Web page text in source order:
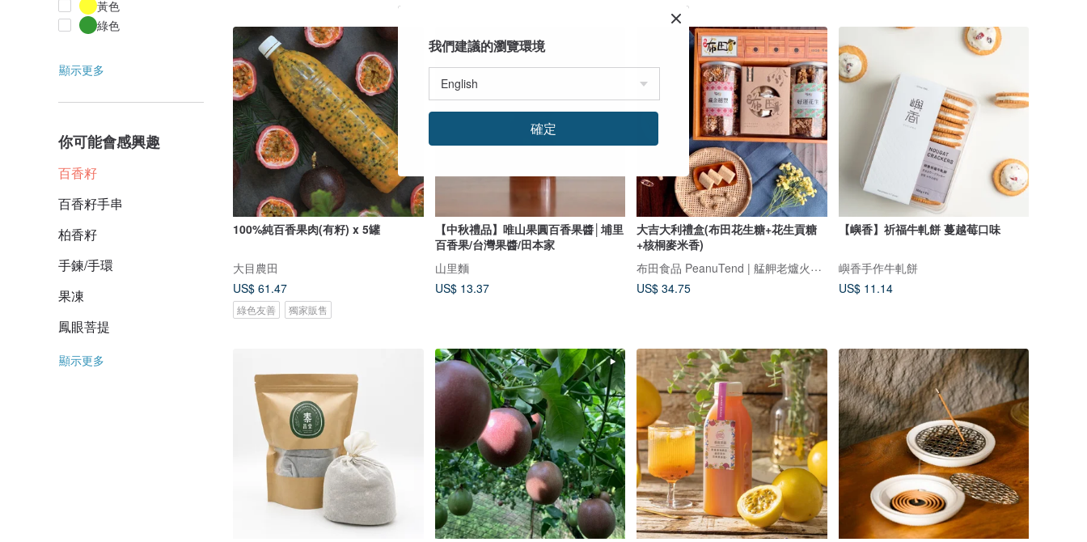
黃色
綠色
顯示更多
你可能會感興趣
百香籽
百香籽手串
柏香籽
手鍊/手環
果凍
鳳眼菩提
顯示更多
100%純百香果肉(有籽) x 5罐
大目農田
US$ 61.47
綠色友善 獨家販售
【中秋禮品】唯山果圓百香果醬│埔里
百香果/台灣果醬/田本家
山里麵
US$ 13.37
大吉大利禮盒(布田花生糖+花生貢糖
+核桐麥米香)
布田食品 PeanuTend | 艋舺老爐火花生糖
US$ 34.75
【嶼香】祈福牛軋餅 蔓越莓口味
嶼香手作牛軋餅
US$ 11.14
我們建議的瀏覽環境
確定